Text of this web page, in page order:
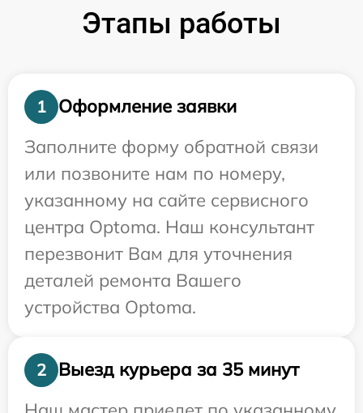
Этапы работы
1
Оформление заявки
Заполните форму обратной связи
или позвоните нам по номеру,
указанному на сайте сервисного
центра Optoma. Наш консультант
перезвонит Вам для уточнения
деталей ремонта Вашего
устройства Optoma.
2
Выезд курьера за 35 минут